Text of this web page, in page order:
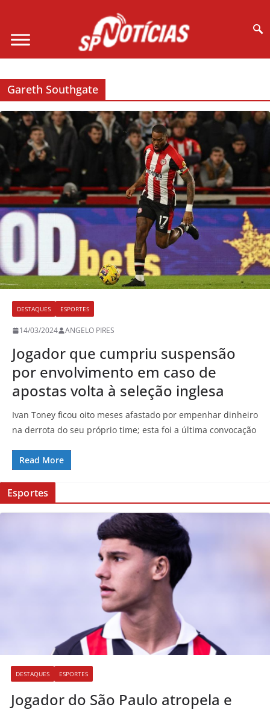
Gareth Southgate
DESTAQUES ESPORTES
14/03/2024 ANGELO PIRES
Jogador que cumpriu suspensão
por envolvimento em caso de
apostas volta à seleção inglesa
Ivan Toney ficou oito meses afastado por empenhar dinheiro
na derrota do seu próprio time; esta foi a última convocação
Read More
Esportes
DESTAQUES ESPORTES
Jogador do São Paulo atropela e